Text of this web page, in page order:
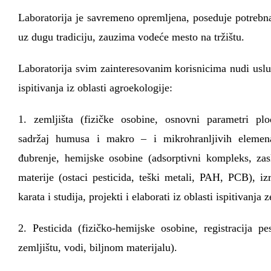
Laboratorija je savremeno opremljena, poseduje
uz dugu tradiciju, zauzima vodeće mesto na tržištu.
Laboratorija svim zainteresovanim korisnicima nudi
ispitivanja iz oblasti agroekologije:
1. zemljišta (fizičke osobine, osnovni parametri
sadržaj humusa i makro – i mikrohranljivih
đubrenje, hemijske osobine (adsorptivni kompleks,
materije (ostaci pesticida, teški metali, PAH, PCB),
karata i studija, projekti i elaborati iz oblasti ispitivanja
2. Pesticida (fizičko-hemijske osobine, registracija
zemljištu, vodi, biljnom materijalu).